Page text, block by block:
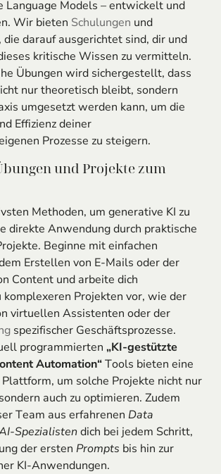
Language Models – entwickelt und
Wir bieten Schulungen und
darauf ausgerichtet sind, dir und
kritische Wissen zu vermitteln.
Übungen wird sichergestellt, dass
nur theoretisch bleibt, sondern
umgesetzt werden kann, um die
Effizienz deiner
Prozesse zu steigern.
und Projekte zum
Methoden, um generative KI zu
direkte Anwendung durch praktische
Beginne mit einfachen
Erstellen von E-Mails oder der
Content und arbeite dich
Projekten vor, wie der
virtuellen Assistenten oder der
spezifischer Geschäftsprozesse.
programmierten „KI-gestützte
Automation“Tools bieten eine
um solche Projekte nicht nur
auch zu optimieren. Zudem
Team aus erfahrenen Data
Spezialistendich bei jedem Schritt,
der ersten Prompts bis hin zur
KI-Anwendungen.